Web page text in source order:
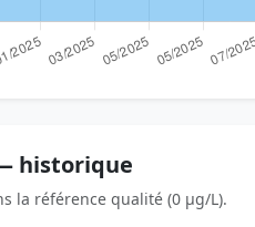
historique
la référence qualité (0 µg/L).